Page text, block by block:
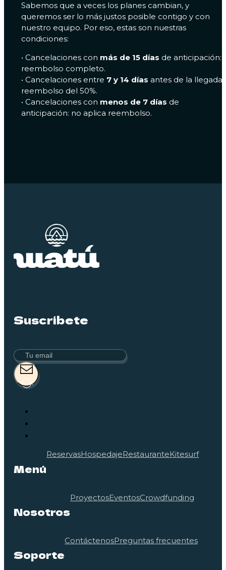
Sabemos que a veces los planes cambian, y
queremos ser lo más justos posible contigo y con
nuestro equipo. Por eso, estas son nuestras
condiciones:
•⁠ ⁠Cancelaciones con más de 15 días de anticipación:
reembolso completo.
•⁠ ⁠Cancelaciones entre 7 y 14 días antes de la llegada:
reembolso del 50%.
•⁠ ⁠Cancelaciones con menos de 7 días de
anticipación: no aplica reembolso.
Suscríbete
Menú
ReservasHospedajeRestauranteKitesurf
Nosotros
ProyectosEventosCrowdfunding
Soporte
ContáctenosPreguntas frecuentes